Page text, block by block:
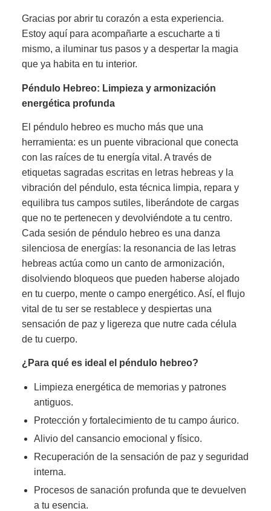
Gracias por abrir tu corazón a esta experiencia.
Estoy aquí para acompañarte a escucharte a ti
mismo, a iluminar tus pasos y a despertar la magia
que ya habita en tu interior.
Péndulo Hebreo: Limpieza y armonización
energética profunda
El péndulo hebreo es mucho más que una
herramienta: es un puente vibracional que conecta
con las raíces de tu energía vital. A través de
etiquetas sagradas escritas en letras hebreas y la
vibración del péndulo, esta técnica limpia, repara y
equilibra tus campos sutiles, liberándote de cargas
que no te pertenecen y devolviéndote a tu centro.
Cada sesión de péndulo hebreo es una danza
silenciosa de energías: la resonancia de las letras
hebreas actúa como un canto de armonización,
disolviendo bloqueos que pueden haberse alojado
en tu cuerpo, mente o campo energético. Así, el flujo
vital de tu ser se restablece y despiertas una
sensación de paz y ligereza que nutre cada célula
de tu cuerpo.
¿Para qué es ideal el péndulo hebreo?
Limpieza energética de memorias y patrones
antiguos.
Protección y fortalecimiento de tu campo áurico.
Alivio del cansancio emocional y físico.
Recuperación de la sensación de paz y seguridad
interna.
Procesos de sanación profunda que te devuelven
a tu esencia.